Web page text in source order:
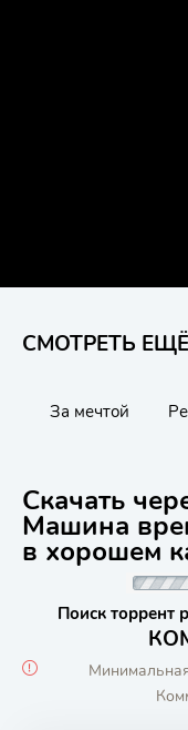
СМОТРЕТЬ
За мечтой
Скачать
Машина
в хорошем
Поиск торрент